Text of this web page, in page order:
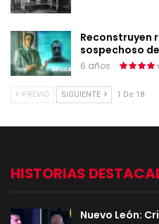
Reconstruyen
sospechoso
6 años
PREVIO SIGUIENTE 1 De 18
HISTORIAS
Nuevo León: